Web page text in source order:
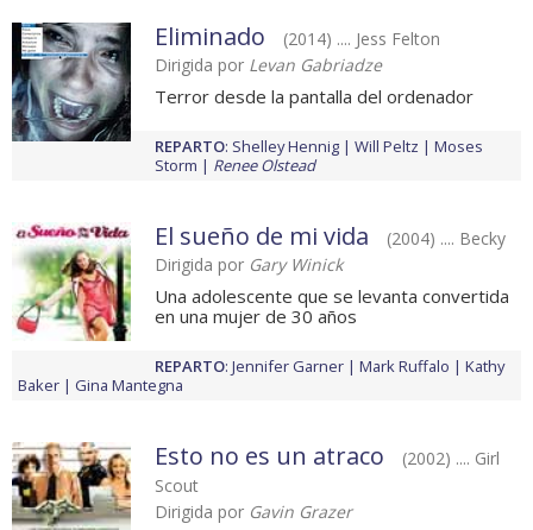
Eliminado
(2014) .... Jess Felton
Dirigida por Levan Gabriadze
Terror desde la pantalla del ordenador
REPARTO: Shelley Hennig Will Peltz
Moses
Storm
Renee Olstead
El sueño de mi vida
(2004) .... Becky
Dirigida por Gary Winick
Una adolescente que se levanta convertida
en una mujer de 30 años
REPARTO: Jennifer Garner Mark Ruffalo
Kathy
Baker
Gina Mantegna
Esto no es un atraco
(2002) .... Girl
Scout
Dirigida por Gavin Grazer